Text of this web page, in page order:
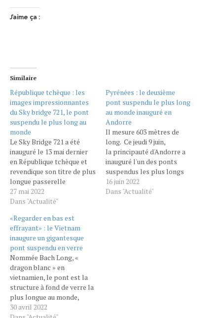
J’aime ça :
Similaire
République tchèque : les
images impressionnantes
du Sky bridge 721, le pont
suspendu le plus long au
monde
Le Sky Bridge 721 a été
inauguré le 13 mai dernier
en République tchèque et
revendique son titre de plus
longue passerelle
suspendue du monde, un
record détenu auparavant
Portugal. Installé entre
deux sommets de la
montagne Kralicky
Snezník, l’édifice s'étend
sur une distance
incroyable…
27 mai 2022
Dans "Actualité"
Pyrénées : le deuxième
pont suspendu le plus long
au monde inauguré en
Andorre
Il mesure 603 mètres de
long. Ce jeudi 9 juin,
la principauté d'Andorre a
inauguré l'un des ponts
suspendus les plus longs
au monde. Située à Canillo,
la structure également
16 juin 2022
Dans "Actualité"
«Regarder en bas est
effrayant» : le Vietnam
inaugure un gigantesque
pont suspendu en verre
Nommée Bach Long, «
dragon blanc » en
vietnamien, le pont est la
structure à fond de verre la
plus longue au monde,
affirme ses exploitants.
30 avril 2022